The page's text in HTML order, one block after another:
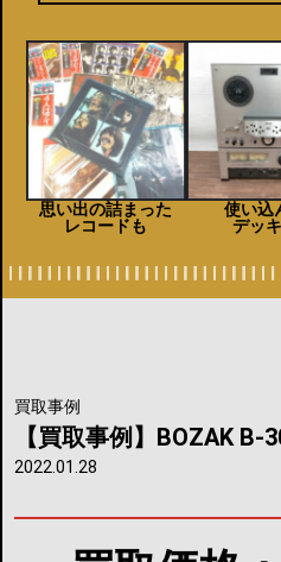
思い出の詰まった
レコードも
使い込
デッ
買取事例
【買取事例】BOZAK B-
2022.01.28